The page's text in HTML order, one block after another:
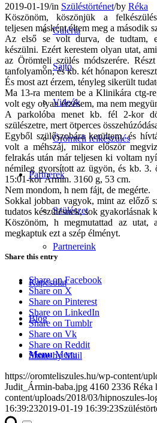
Galéria
Sajtó
Videók
Örömteli felkészülés
Partnerek
Szülészet
Partnereink
Kapcsolat
Blog
Menu Menu
2019-01-19/in Szüléstörténet/by Réka
Köszönöm, köszönjük a
teljesen másként éltem meg a második
Az első se volt durva, de tudtam,
készülni. Ezért kerestem olyan utat,
az Örömteli szülés módszerére.
tanfolyamon, és kb. két hónapon
És most azt érzem, tényleg sikerült
Ma 13-ra mentem be a Klinikára ctg-
volt egy olyan érzésem, ma nem
A parkolóba menet kb. fél 2-kor
szülészetre, mert ötperces
Egyből szülőszobára kerültem, és
volt a méhszáj, mikor először
felrakás után már teljesen ki voltam
némileg gyorsított az ügyön, és kb. 3.
15:01-kor Ármin. 3160 g, 53 cm.
Nem mondom, h nem fájt, de megérte.
Sokkal jobban vagyok, mint az előző
tudatos készülésnek, sok gyakorlásnak
Köszönöm, h megmutattad az
megkaptuk ezt a szép élményt.
Share this entry
Share on Facebook
Share on X
Share on Pinterest
Share on LinkedIn
Share on Tumblr
Share on Vk
Share on Reddit
Share by Mail
https://oromteliszules.hu/wp-content/
Judit_Ármin-baba.jpg 4160 2336 Réka
content/uploads/2018/03/hipnoszules-
16:39:232019-01-19 16:39:23